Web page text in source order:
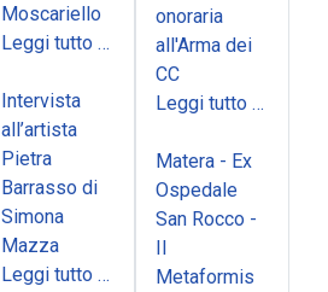
Moscariello
Leggi tutto …
Intervista
all’artista
Pietra
Barrasso di
Simona
Mazza
Leggi tutto …
onoraria
all'Arma dei
CC
Leggi tutto …
Matera - Ex
Ospedale
San Rocco -
Il
Metaformis